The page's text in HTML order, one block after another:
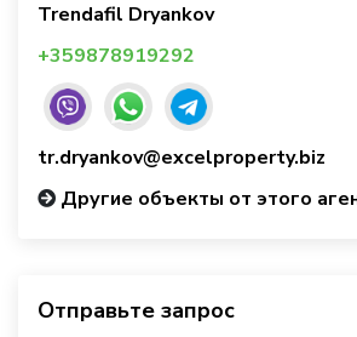
Trendafil Dryankov
+359878919292
tr.dryankov@excelproperty.biz
Другие объекты от этого
Отправьте запрос